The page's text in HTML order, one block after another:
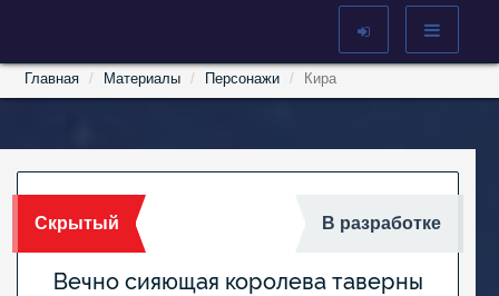
Главная Материалы Персонажи Кира
В разработке
Скрытый
Вечно сияющая королева таверны